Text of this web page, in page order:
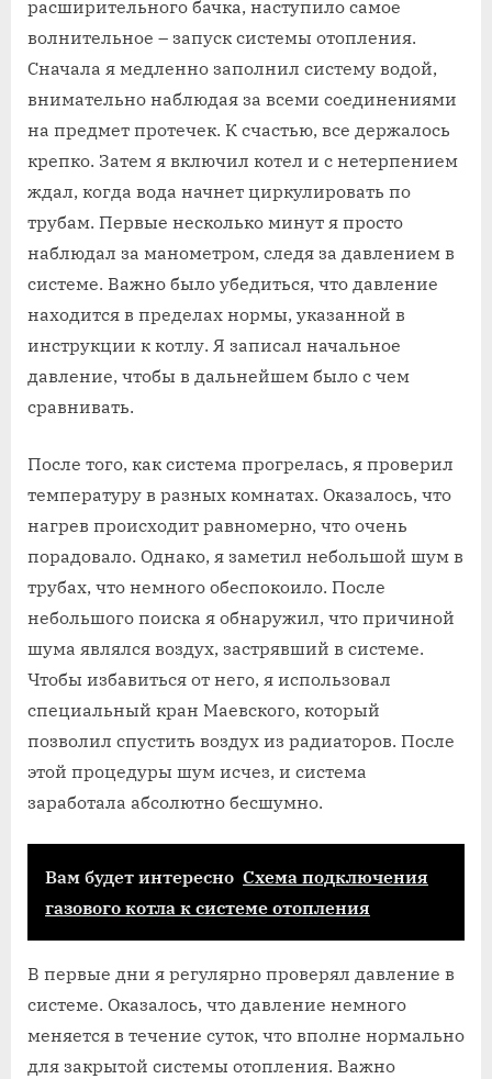
расширительного бачка, наступило самое
волнительное – запуск системы отопления.
Сначала я медленно заполнил систему водой,
внимательно наблюдая за всеми соединениями
на предмет протечек. К счастью, все держалось
крепко. Затем я включил котел и с нетерпением
ждал, когда вода начнет циркулировать по
трубам. Первые несколько минут я просто
наблюдал за манометром, следя за давлением в
системе. Важно было убедиться, что давление
находится в пределах нормы, указанной в
инструкции к котлу. Я записал начальное
давление, чтобы в дальнейшем было с чем
сравнивать.
После того, как система прогрелась, я проверил
температуру в разных комнатах. Оказалось, что
нагрев происходит равномерно, что очень
порадовало. Однако, я заметил небольшой шум в
трубах, что немного обеспокоило. После
небольшого поиска я обнаружил, что причиной
шума являлся воздух, застрявший в системе.
Чтобы избавиться от него, я использовал
специальный кран Маевского, который
позволил спустить воздух из радиаторов. После
этой процедуры шум исчез, и система
заработала абсолютно бесшумно.
Вам будет интересно Схема подключения
газового котла к системе отопления
В первые дни я регулярно проверял давление в
системе. Оказалось, что давление немного
меняется в течение суток, что вполне нормально
для закрытой системы отопления. Важно